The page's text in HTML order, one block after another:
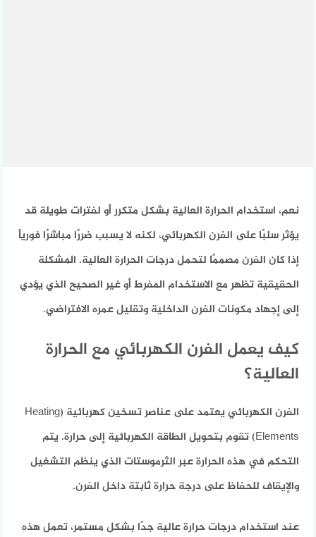
نعم، استخدام الحرارة العالية بشكل متكرر أو لفترات طويلة قد
يؤثر سلبًا على الفرن الكهربائي، لكنه لا يسبب ضررًا مباشرًا فورياً
إذا كان الفرن مصممًا لتحمل درجات الحرارة العالية. المشكلة
الحقيقية تظهر مع الاستخدام المفرط أو غير الصحيح الذي يؤدي
إلى إجهاد مكونات الفرن الداخلية وتقليل عمره الافتراضي.
كيف يعمل الفرن الكهربائي مع الحرارة
العالية؟
الفرن الكهربائي يعتمد على عناصر تسخين كهربائية (Heating
Elements) تقوم بتحويل الطاقة الكهربائية إلى حرارة. يتم
التحكم في هذه الحرارة عبر الثرموستات الذي ينظم التشغيل
والإيقاف للحفاظ على درجة حرارة ثابتة داخل الفرن.
عند استخدام درجات حرارة عالية جدًا بشكل مستمر، تعمل هذه